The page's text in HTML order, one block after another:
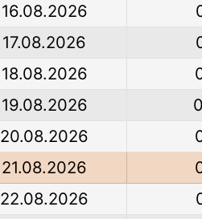
16.08.2026
17.08.2026
18.08.2026
19.08.2026
20.08.2026
21.08.2026
22.08.2026